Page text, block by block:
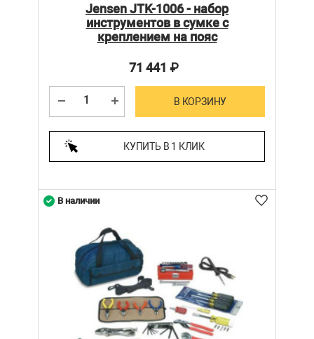
Jensen JTK-1006 - набор
инструментов в сумке с
креплением на пояс
71 441 ₽
В КОРЗИНУ
КУПИТЬ В 1 КЛИК
В наличии